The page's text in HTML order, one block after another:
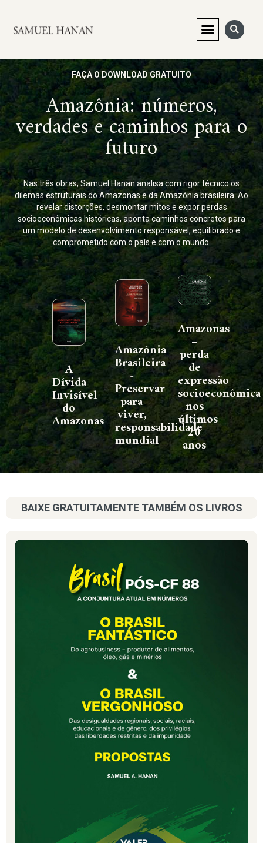
FAÇA O DOWNLOAD GRATUITO
Amazônia: números,
verdades e caminhos para o
futuro
Nas três obras, Samuel Hanan analisa com rigor técnico os
dilemas estruturais do Amazonas e da Amazônia brasileira. Ao
revelar distorções, desmontar mitos e expor perdas
socioeconômicas históricas, aponta caminhos concretos para
um modelo de desenvolvimento responsável, equilibrado e
comprometido com o país e com o mundo.
A
Dívida
Invisível
do
Amazonas
Amazônia
Brasileira
-
Preservar
para
viver,
responsabilidade
mundial
Amazonas
–
perda
de
expressão
socioeconômica
nos
últimos
20
anos
BAIXE GRATUITAMENTE TAMBÉM OS LIVROS